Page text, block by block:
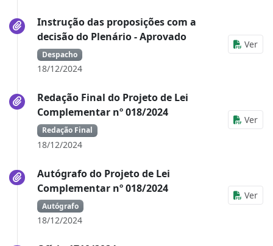
Instrução das proposições com a
decisão do Plenário - Aprovado
Despacho
18/12/2024
Ver
Redação Final do Projeto de Lei
Complementar nº 018/2024
Redação Final
18/12/2024
Ver
Autógrafo do Projeto de Lei
Complementar nº 018/2024
Autógrafo
18/12/2024
Ver